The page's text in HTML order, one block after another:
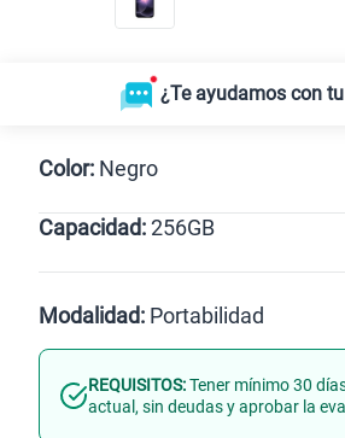
¿Te ayudamos con
Color: Negro
Capacidad:256GB
256GB
Modalidad: Portabilidad
Línea Nueva
REQUISITOS:Tener mínimo 30
actual, sin deudas y aprobar la